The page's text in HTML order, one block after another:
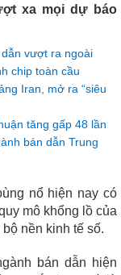
xa mọi dự báo
vượt ra ngoài
chip toàn cầu
Iran, mở ra “siêu
tăng gấp 48 lần
bán dẫn Trung
nổ hiện nay có
mô khổng lồ của
nền kinh tế số.
bán dẫn hiện